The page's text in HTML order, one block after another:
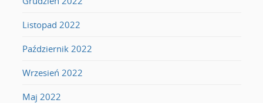
Listopad 2022
Październik 2022
Wrzesień 2022
Maj 2022